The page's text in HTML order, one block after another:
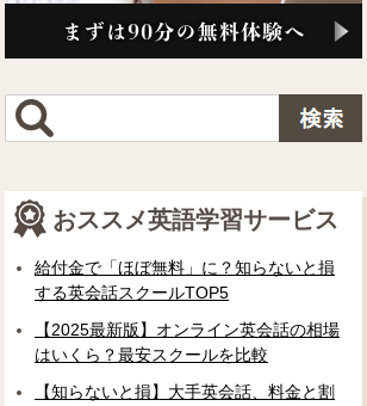
おススメ英語学習サービス
給付金で「ほぼ無料」に？知らないと損
する英会話スクールTOP5
【2025最新版】オンライン英会話の相場
はいくら？最安スクールを比較
【知らないと損】大手英会話、料金と割